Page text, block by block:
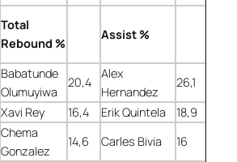
Total
Rebound %
Assist %
Babatunde
Olumuyiwa
20,4
Alex
Hernandez
26,1
Xavi Rey 16,4 Erik Quintela
18,9
Chema
Gonzalez
14,6 Carles Bivia
16